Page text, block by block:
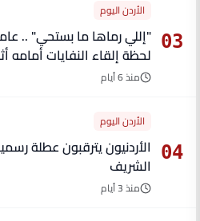
03
الأردن اليوم
لحظة إلقاء النفايات أمامه
منذ 6 أيام
04
الأردن اليوم
الأردنيون يترقبون عطلة
الشريف
منذ 3 أيام